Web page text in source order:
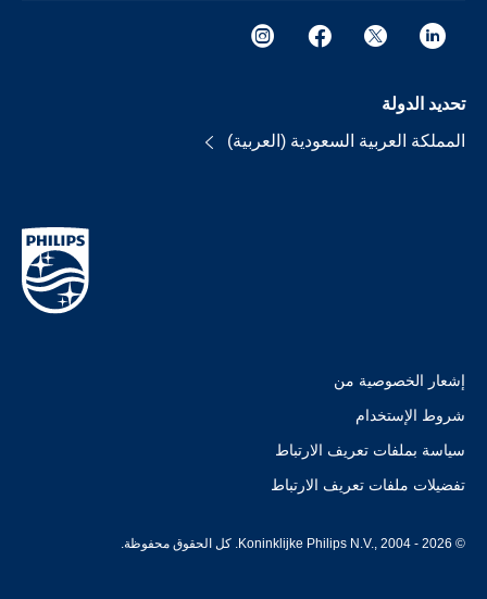
تحديد الدولة
المملكة العربية السعودية (العربية)
إشعار الخصوصية من
شروط الإستخدام
سياسة بملفات تعريف الارتباط
تفضيلات ملفات تعريف الارتباط
© Koninklijke Philips N.V., 2004 - 2026. كل الحقوق محفوظة.